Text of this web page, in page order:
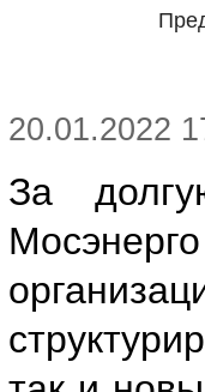
20.01.2022
За